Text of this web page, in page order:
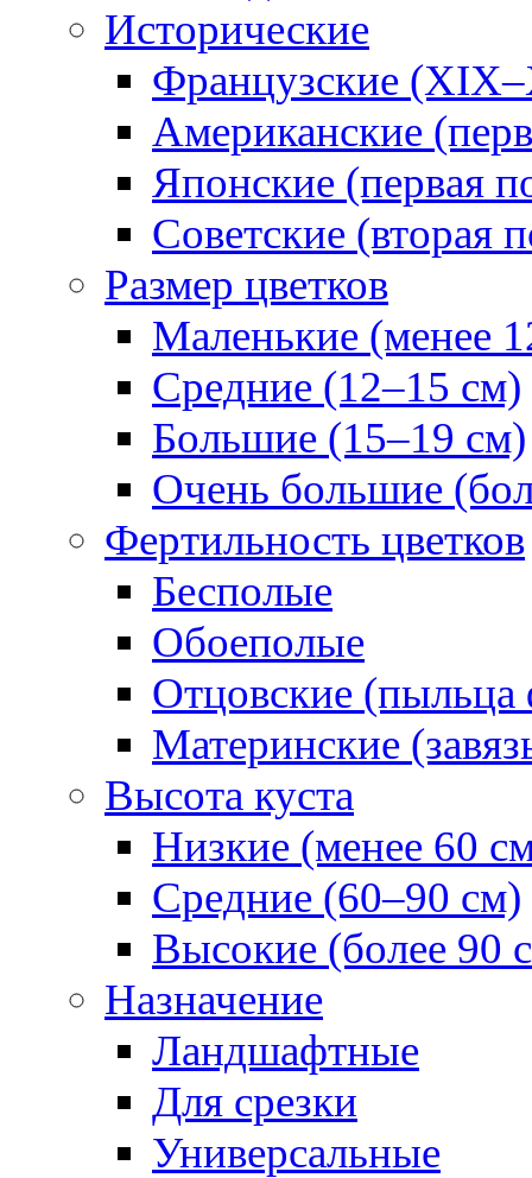
Исторические
Французские
Американские
Японские (первая
Советские (вторая
Размер цветков
Маленькие (менее
Средние (12–15 см)
Большие (15–19 см)
Очень большие
Фертильность цветков
Бесполые
Обоеполые
Отцовские (пыльца
Материнские
Высота куста
Низкие (менее 60
Средние (60–90 см)
Высокие (более 90
Назначение
Ландшафтные
Для срезки
Универсальные